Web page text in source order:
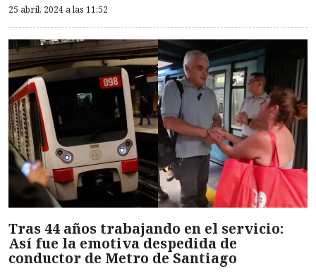
25 abril, 2024 a las 11:52
Tras 44 años trabajando en el servicio:
Así fue la emotiva despedida de
conductor de Metro de Santiago